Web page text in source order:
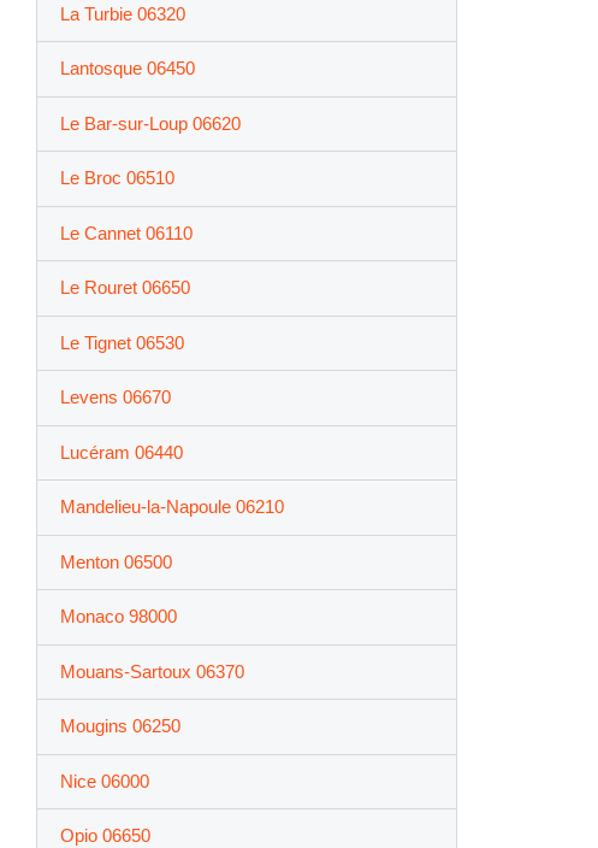
La Turbie 06320
Lantosque 06450
Le Bar-sur-Loup 06620
Le Broc 06510
Le Cannet 06110
Le Rouret 06650
Le Tignet 06530
Levens 06670
Lucéram 06440
Mandelieu-la-Napoule 06210
Menton 06500
Monaco 98000
Mouans-Sartoux 06370
Mougins 06250
Nice 06000
Opio 06650